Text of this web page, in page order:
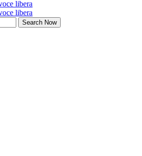
Search Now